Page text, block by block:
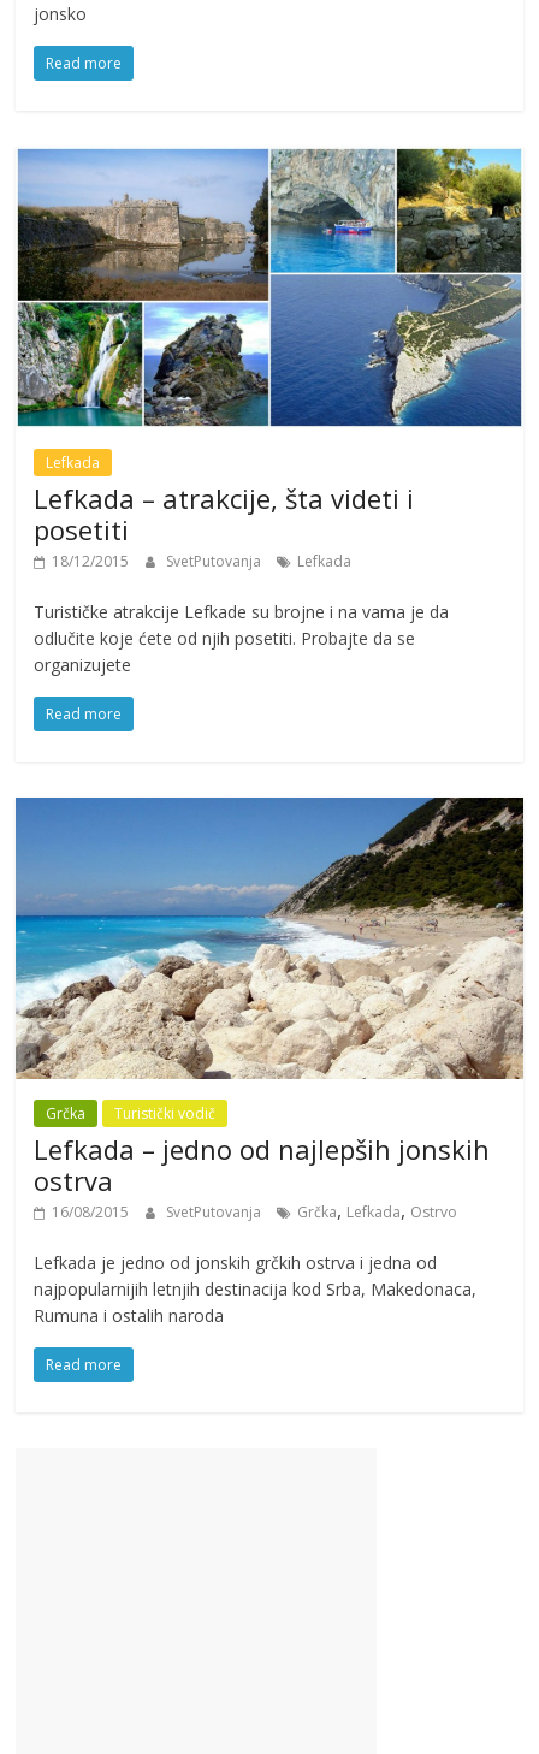
jonsko
Read more
Lefkada
Lefkada – atrakcije, šta videti i
posetiti
18/12/2015 SvetPutovanja Lefkada
Turističke atrakcije Lefkade su brojne i na vama je da
odlučite koje ćete od njih posetiti. Probajte da se
organizujete
Read more
Grčka Turistički vodič
Lefkada – jedno od najlepših jonskih
ostrva
16/08/2015 SvetPutovanja Grčka, Lefkada, Ostrvo
Lefkada je jedno od jonskih grčkih ostrva i jedna od
najpopularnijih letnjih destinacija kod Srba, Makedonaca,
Rumuna i ostalih naroda
Read more